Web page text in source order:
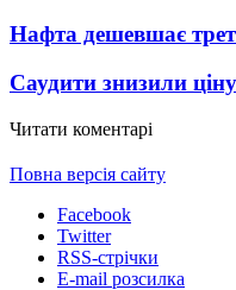
Нафта дешевшає
Саудити знизили
Читати коментарі
Повна версія сайту
Facebook
Twitter
RSS-стрічки
E-mail розсилка